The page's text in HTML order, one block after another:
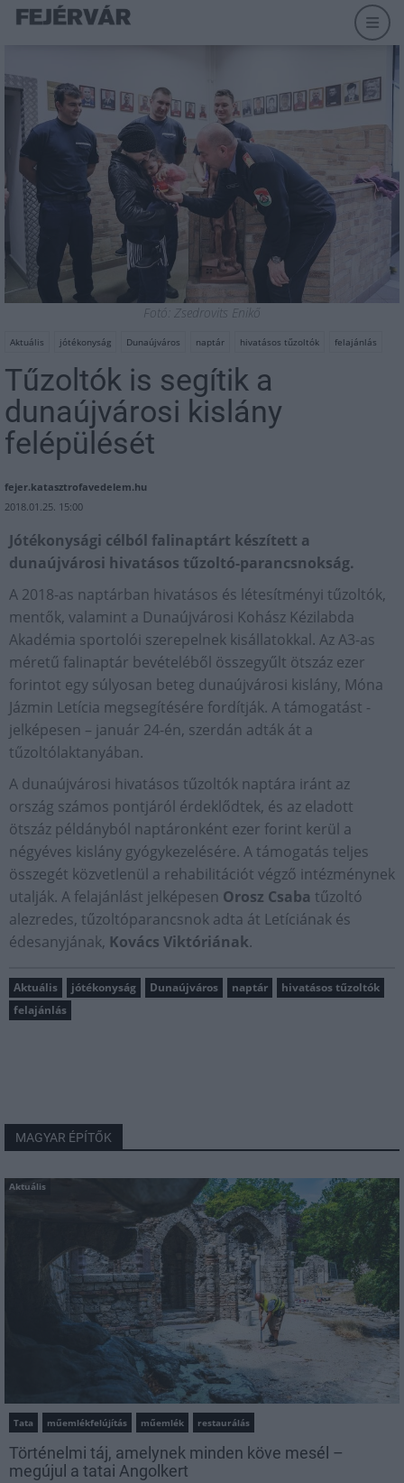
Fotó: Zsedrovits Enikő
Aktuális jótékonyság Dunaújváros naptár hivatásos tűzoltók felajánlás
Tűzoltók is segítik a
dunaújvárosi kislány
felépülését
fejer.katasztrofavedelem.hu
2018.01.25. 15:00
Jótékonysági célból falinaptárt készített a
dunaújvárosi hivatásos tűzoltó-parancsnokság.
A 2018-as naptárban hivatásos és létesítményi tűzoltók,
mentők, valamint a Dunaújvárosi Kohász Kézilabda
Akadémia sportolói szerepelnek kisállatokkal. Az A3-as
méretű falinaptár bevételéből összegyűlt ötszáz ezer
forintot egy súlyosan beteg dunaújvárosi kislány, Móna
Jázmin Letícia megsegítésére fordítják. A támogatást -
jelképesen – január 24-én, szerdán adták át a
tűzoltólaktanyában.
A dunaújvárosi hivatásos tűzoltók naptára iránt az
ország számos pontjáról érdeklődtek, és az eladott
ötszáz példányból naptáronként ezer forint kerül a
négyéves kislány gyógykezelésére. A támogatás teljes
összegét közvetlenül a rehabilitációt végző intézménynek
utalják. A felajánlást jelképesen Orosz Csaba tűzoltó
alezredes, tűzoltóparancsnok adta át Letíciának és
édesanyjának, Kovács Viktóriának.
Aktuális jótékonyság Dunaújváros naptár
hivatásos tűzoltók
felajánlás
MAGYAR ÉPÍTŐK
Aktuális
Tata műemlékfelújítás műemlék restaurálás
Történelmi táj, amelynek minden köve mesél –
megújul a tatai Angolkert